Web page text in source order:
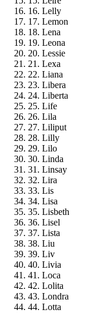
16. Lelly
17. Lemon
18. Lena
19. Leona
20. Lessie
21. Lexa
22. Liana
23. Libera
24. Liberta
25. Life
26. Lila
27. Liliput
28. Lilly
29. Lilo
30. Linda
31. Linsay
32. Lira
33. Lis
34. Lisa
35. Lisbeth
36. Lisel
37. Lista
38. Liu
39. Liv
40. Livia
41. Loca
42. Lolita
43. Londra
44. Lotta